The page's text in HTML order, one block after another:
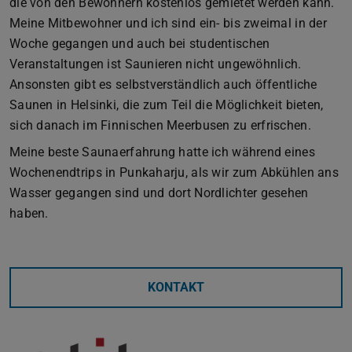
Meine Mitbewohner und ich sind ein- bis zweimal in der
Woche gegangen und auch bei studentischen
Veranstaltungen ist Saunieren nicht ungewöhnlich.
Ansonsten gibt es selbstverständlich auch öffentliche
Saunen in Helsinki, die zum Teil die Möglichkeit bieten,
sich danach im Finnischen Meerbusen zu erfrischen.
Meine beste Saunaerfahrung hatte ich während eines
Wochenendtrips in Punkaharju, als wir zum Abkühlen ans
Wasser gegangen sind und dort Nordlichter gesehen
haben.
KONTAKT